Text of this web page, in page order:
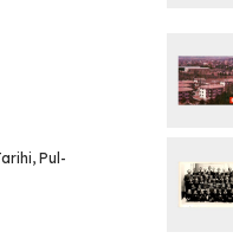
, Pul-